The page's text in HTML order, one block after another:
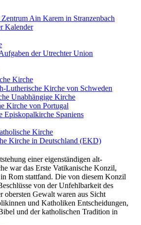
Ain Karem in Stranzenbach
Kalender
der Utrechter Union
Kirche
Lutherische Kirche von Schweden
Unabhängige Kirche
Kirche von Portugal
Episkopalkirche Spaniens
Kirche
Kirche in Deutschland (EKD)
einer eigenständigen alt-
war das Erste Vatikanische Konzil,
Rom stattfand. Die von diesem Konzil
von der Unfehlbarkeit des
obersten Gewalt waren aus Sicht
und Katholiken Entscheidungen,
und der katholischen Tradition in